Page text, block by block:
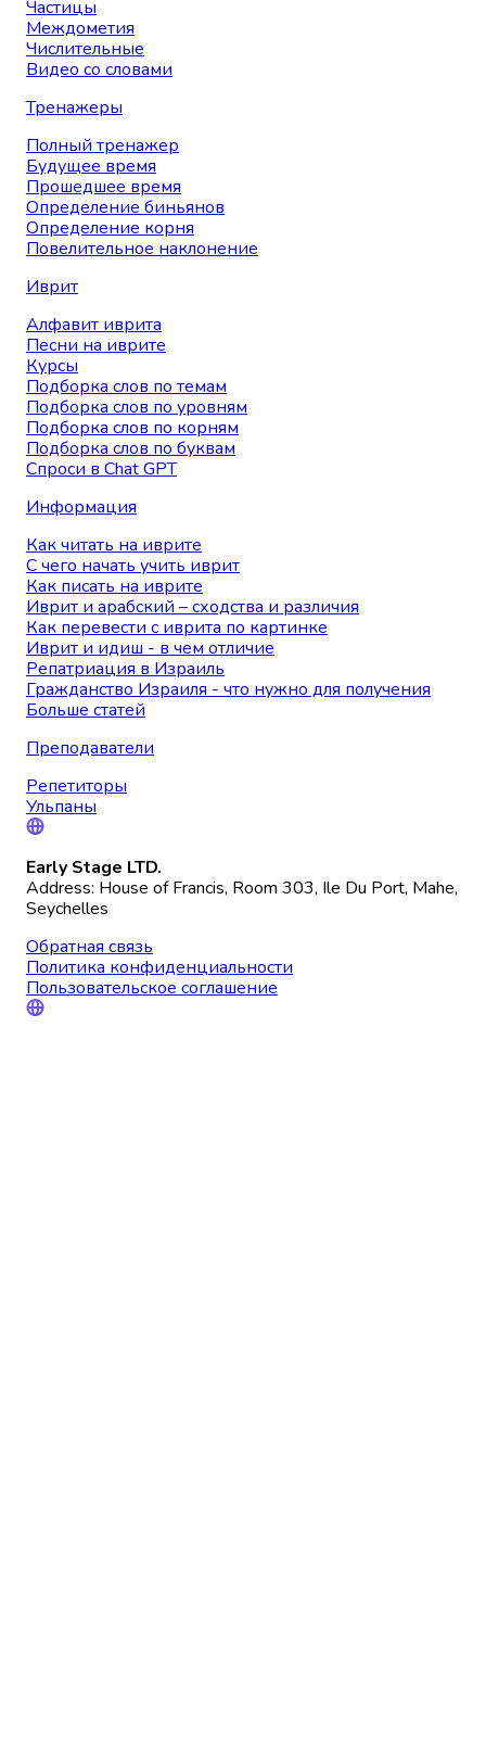
Частицы
Междометия
Числительные
Видео со словами
Тренажеры
Полный тренажер
Будущее время
Прошедшее время
Определение биньянов
Определение корня
Повелительное наклонение
Иврит
Алфавит иврита
Песни на иврите
Курсы
Подборка слов по темам
Подборка слов по уровням
Подборка слов по корням
Подборка слов по буквам
Спроси в Chat GPT
Информация
Как читать на иврите
С чего начать учить иврит
Как писать на иврите
Иврит и арабский – сходства и различия
Как перевести с иврита по картинке
Иврит и идиш - в чем отличие
Репатриация в Израиль
Гражданство Израиля - что нужно для получения
Больше статей
Преподаватели
Репетиторы
Ульпаны
Early Stage LTD.
Address: House of Francis, Room 303, Ile Du Port, Mahe,
Seychelles
Обратная связь
Политика конфиденциальности
Пользовательское соглашение